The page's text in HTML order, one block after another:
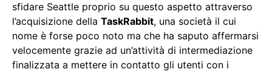
sfidare Seattle proprio su questo aspetto attraverso
l’acquisizione della TaskRabbit, una società il cui
nome è forse poco noto ma che ha saputo affermarsi
velocemente grazie ad un’attività di intermediazione
finalizzata a mettere in contatto gli utenti con i